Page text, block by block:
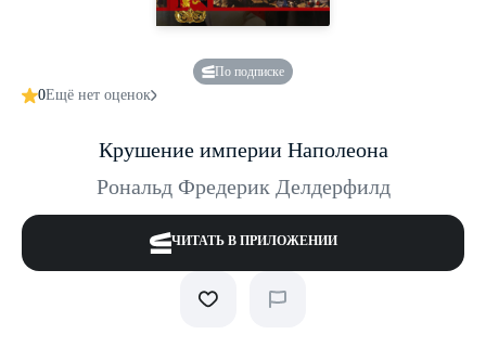
По подписке
0Ещё нет оценок
Крушение империи Наполеона
Рональд Фредерик Делдерфилд
ЧИТАТЬ В ПРИЛОЖЕНИИ